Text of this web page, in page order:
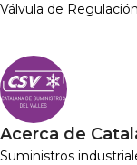
Válvula de Regulación
Acerca de
Suministros